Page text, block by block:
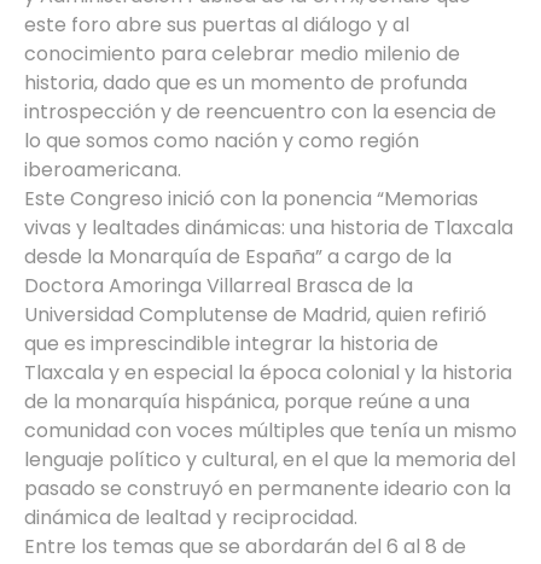
este foro abre sus puertas al diálogo y al
conocimiento para celebrar medio milenio de
historia, dado que es un momento de profunda
introspección y de reencuentro con la esencia de
lo que somos como nación y como región
iberoamericana.
Este Congreso inició con la ponencia “Memorias
vivas y lealtades dinámicas: una historia de Tlaxcala
desde la Monarquía de España” a cargo de la
Doctora Amoringa Villarreal Brasca de la
Universidad Complutense de Madrid, quien refirió
que es imprescindible integrar la historia de
Tlaxcala y en especial la época colonial y la historia
de la monarquía hispánica, porque reúne a una
comunidad con voces múltiples que tenía un mismo
lenguaje político y cultural, en el que la memoria del
pasado se construyó en permanente ideario con la
dinámica de lealtad y reciprocidad.
Entre los temas que se abordarán del 6 al 8 de